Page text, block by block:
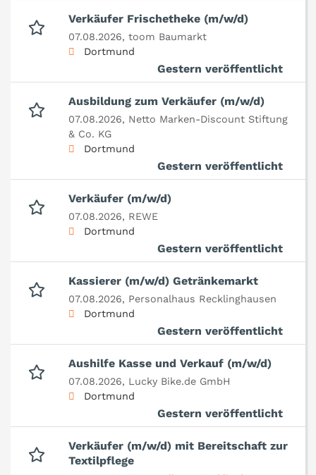
Verkäufer Frischetheke (m/w/d)
07.08.2026, toom Baumarkt
Dortmund
Gestern veröffentlicht
Ausbildung zum Verkäufer (m/w/d)
07.08.2026, Netto Marken-Discount Stiftung
& Co. KG
Dortmund
Gestern veröffentlicht
Verkäufer (m/w/d)
07.08.2026, REWE
Dortmund
Gestern veröffentlicht
Kassierer (m/w/d) Getränkemarkt
07.08.2026, Personalhaus Recklinghausen
Dortmund
Gestern veröffentlicht
Aushilfe Kasse und Verkauf (m/w/d)
07.08.2026, Lucky Bike.de GmbH
Dortmund
Gestern veröffentlicht
Verkäufer (m/w/d) mit Bereitschaft zur
Textilpflege